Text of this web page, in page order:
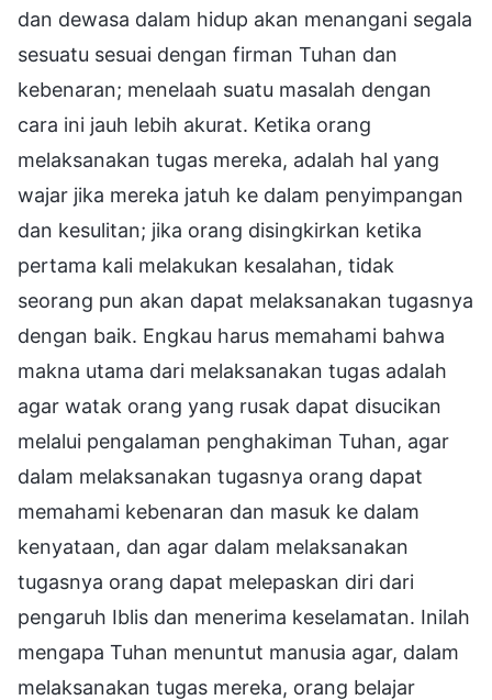
dan dewasa dalam hidup akan menangani segala
sesuatu sesuai dengan firman Tuhan dan
kebenaran; menelaah suatu masalah dengan
cara ini jauh lebih akurat. Ketika orang
melaksanakan tugas mereka, adalah hal yang
wajar jika mereka jatuh ke dalam penyimpangan
dan kesulitan; jika orang disingkirkan ketika
pertama kali melakukan kesalahan, tidak
seorang pun akan dapat melaksanakan tugasnya
dengan baik. Engkau harus memahami bahwa
makna utama dari melaksanakan tugas adalah
agar watak orang yang rusak dapat disucikan
melalui pengalaman penghakiman Tuhan, agar
dalam melaksanakan tugasnya orang dapat
memahami kebenaran dan masuk ke dalam
kenyataan, dan agar dalam melaksanakan
tugasnya orang dapat melepaskan diri dari
pengaruh Iblis dan menerima keselamatan. Inilah
mengapa Tuhan menuntut manusia agar, dalam
melaksanakan tugas mereka, orang belajar